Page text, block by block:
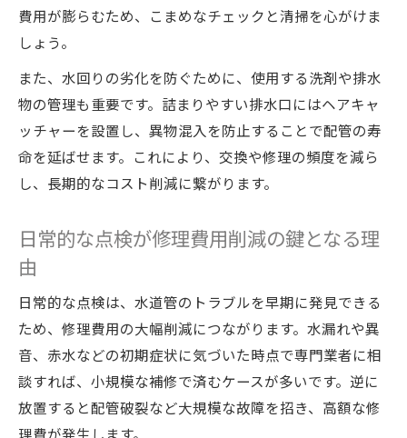
費用が膨らむため、こまめなチェックと清掃を心がけま
しょう。
また、水回りの劣化を防ぐために、使用する洗剤や排水
物の管理も重要です。詰まりやすい排水口にはヘアキャ
ッチャーを設置し、異物混入を防止することで配管の寿
命を延ばせます。これにより、交換や修理の頻度を減ら
し、長期的なコスト削減に繋がります。
日常的な点検が修理費用削減の鍵となる理
由
日常的な点検は、水道管のトラブルを早期に発見できる
ため、修理費用の大幅削減につながります。水漏れや異
音、赤水などの初期症状に気づいた時点で専門業者に相
談すれば、小規模な補修で済むケースが多いです。逆に
放置すると配管破裂など大規模な故障を招き、高額な修
理費が発生します。